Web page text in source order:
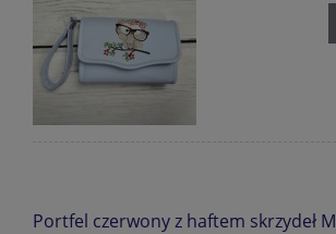
Portfel czerwony z haftem skrzydeł M